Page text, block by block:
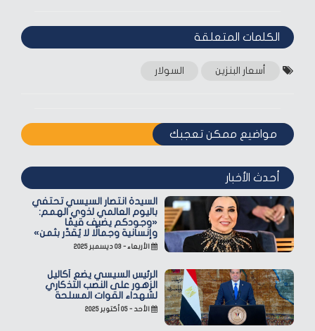
الكلمات المتعلقة‎
أسعار البنزين السولار
مواضيع ممكن تعجبك
أحدث الأخبار
السيدة انتصار السيسي تحتفي
باليوم العالمي لذوي الهمم:
«وجودكم يضيف قيمًا
وإنسانية وجمالًا لا يُقدّر بثمن»
الأربعاء - ٠٣ ديسمبر ٢٠٢٥
الرئيس السيسي يضع أكاليل
الزهور على النصب التذكاري
لشهداء القوات المسلحة
الأحد - ٠٥ أكتوبر ٢٠٢٥